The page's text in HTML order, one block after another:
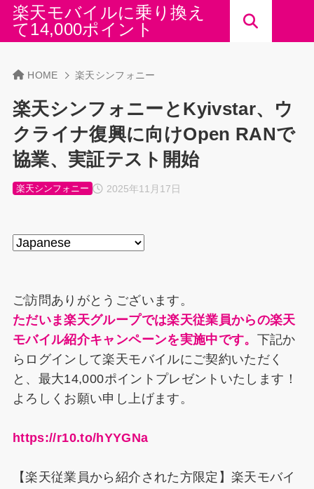
楽天モバイルに乗り換え
て14,000ポイント
HOME 楽天シンフォニー
楽天シンフォニーとKyivstar、ウ
クライナ復興に向けOpen RANで
協業、実証テスト開始
2025年11月17日
楽天シンフォニー
ご訪問ありがとうございます。
ただいま楽天グループでは楽天従業員からの楽天
モバイル紹介キャンペーンを実施中です。 下記か
らログインして楽天モバイルにご契約いただく
と、最大14,000ポイントプレゼントいたします！
よろしくお願い申し上げます。
https://r10.to/hYYGNa
【楽天従業員から紹介された方限定】楽天モバイ